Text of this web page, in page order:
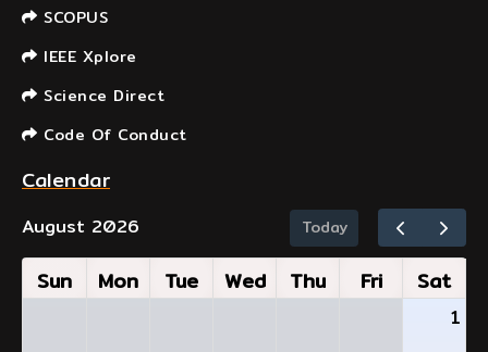
SCOPUS
IEEE Xplore
Science Direct
Code Of Conduct
Calendar
August 2026 Today
Sun Mon Tue Wed Thu Fri Sat
1